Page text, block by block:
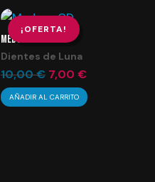
25,00 €.
¡OFERTA!
MEDUSA CD
Dientes de Luna
10,00€ El
precio
original
7,00€
precio
AÑADIR AL CARRITO